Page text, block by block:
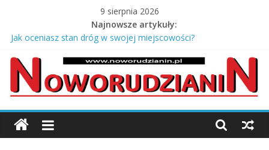
content
9 sierpnia 2026
Najnowsze artykuły:
Jagody prosto z krzaczka
Jak oceniasz stan dróg w swojej miejscowości?
Stary młyn i salony Europy – opowieść Józefa Kmity
Co zabrać na odbiór mieszkania od dewelopera?
Srebrne łańcuszki męskie pancerka – ponadczasowy styl i
męska elegancja
Noworudzianin.pl